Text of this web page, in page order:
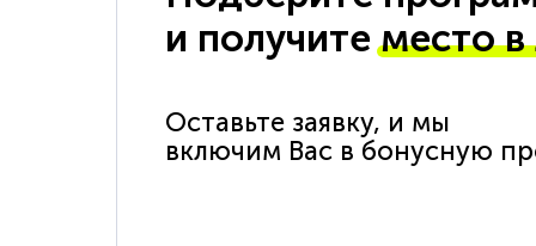
и получитеместо в
Оставьте заявку, и мы
включим Вас в бонусную